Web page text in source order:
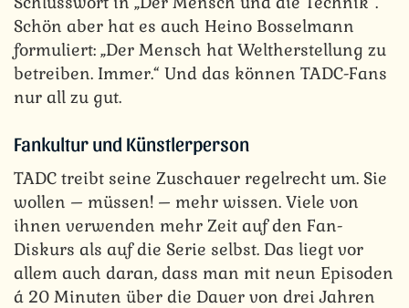
Schön aber hat es auch Heino Bosselmann
formuliert: „Der Mensch hat Weltherstellung zu
betreiben. Immer.“ Und das können TADC-Fans
nur all zu gut.
Fankultur und Künstlerperson
TADC treibt seine Zuschauer regelrecht um. Sie
wollen – müssen! – mehr wissen. Viele von
ihnen verwenden mehr Zeit auf den Fan-
Diskurs als auf die Serie selbst. Das liegt vor
allem auch daran, dass man mit neun Episoden
á 20 Minuten über die Dauer von drei Jahren